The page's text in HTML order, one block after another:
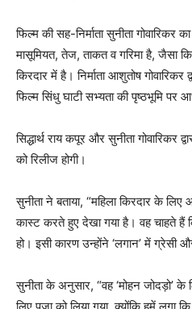
फिल्म की सह-निर्माता सुनीता गोवारिकर
मासूमियत, तेज, ताकत व गरिमा है, जैसा
किरदार में है। निर्माता आशुतोष गोवारिकर
फिल्म सिंधु घाटी सभ्यता की पृष्ठभूमि पर
सिद्धार्थ राय कपूर और सुनीता गोवारिकर
को रिलीज होगी।
सुनीता ने बताया, “महिला किरदार के
कास्ट करते हुए देखा गया है। वह चाहते हैं
हो। इसी कारण उन्होंने ‘लगान’ में ग्रेसी
सुनीता के अनुसार, “वह ‘मोहन जोदड़ो’